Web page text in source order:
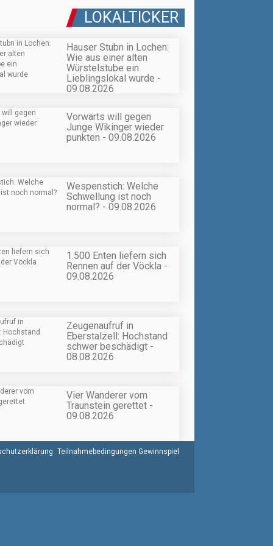
LOKALTICKER
Hauser Stubn in Lochen:
Wie aus einer alten
Würstelstube ein
Lieblingslokal wurde -
09.08.2026
Vorwärts will gegen
Junge Wikinger wieder
punkten - 09.08.2026
Wespenstich: Welche
Schwellung ist noch
normal? - 09.08.2026
1.500 Enten liefern sich
Rennen auf der Vöckla -
09.08.2026
Zeugenaufruf in
Eberstalzell: Hochstand
schwer beschädigt -
08.08.2026
Vier Wanderer vom
Traunstein gerettet -
09.08.2026
Teilnahmebedingungen Gewinnspiel